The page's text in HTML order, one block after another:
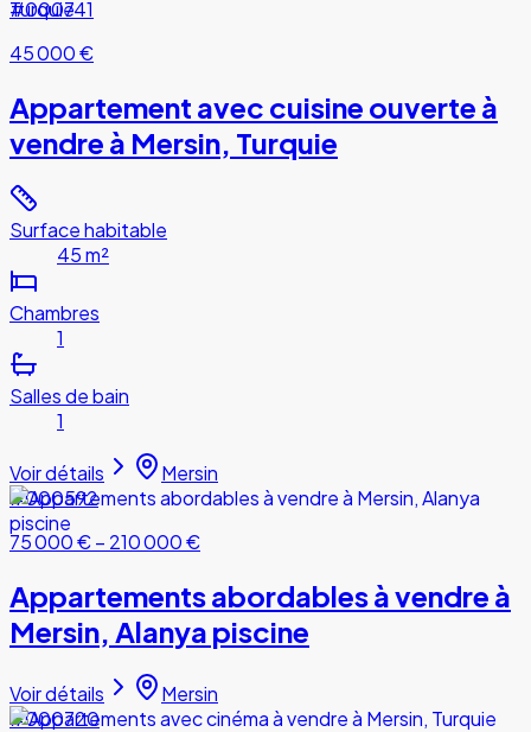
#000741
45 000 €
Appartement avec cuisine ouverte à
vendre à Mersin, Turquie
Surface habitable
45 m²
Chambres
1
Salles de bain
1
Voir détails
Mersin
#000592
75 000 €– 210 000 €
Appartements abordables à vendre à
Mersin, Alanya piscine
Voir détails
Mersin
#000720